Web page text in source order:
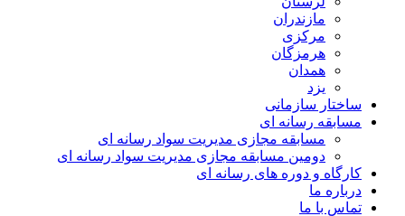
مازندران
مرکزی
هرمزگان
همدان
یزد
ساختار سازمانی
مسابقه رسانه ای
مسابقه مجازی مدیریت سواد رسانه ای
دومین مسابقه مجازی مدیریت سواد رسانه ای
کارگاه و دوره های رسانه ای
درباره ما
تماس با ما